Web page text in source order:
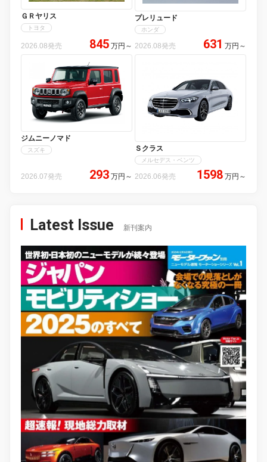
ＧＲヤリス
トヨタ
2026.08発売 845 万円 ～
プレリュード
ホンダ
2026.08発売 631 万円 ～
ジムニーノマド
スズキ
2026.07発売 293 万円 ～
Ｓクラス
メルセデス・ベンツ
2026.06発売 1598 万円 ～
Latest Issue 新刊案内